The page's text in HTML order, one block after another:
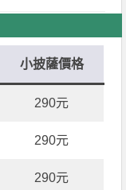
小披薩價格
290元
290元
290元